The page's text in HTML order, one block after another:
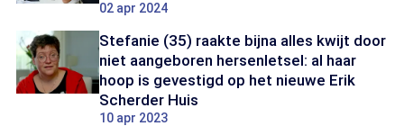
02 apr 2024
Stefanie (35) raakte bijna alles kwijt door
niet aangeboren hersenletsel: al haar
hoop is gevestigd op het nieuwe Erik
Scherder Huis
10 apr 2023